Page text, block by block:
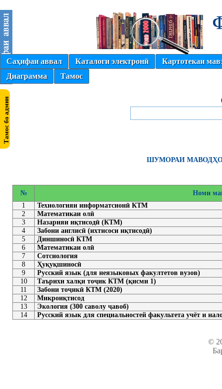
Саҳифаи аввал Каталоги электронӣ
Картотекаи
Диаграмма
Тамос
ШУМОРАИ
№
Номи
1
Технологияи информатсионӣ КТМ
2
Математикаи олӣ
3
Назарияи иқтисодӣ (КТМ)
4
Забони англисӣ (ихтисоси иқтисодӣ)
5
Диншиносӣ КТМ
6
Математикаи олӣ
7
Сотсиология
8
Ҳуқуқшиносӣ
9
Русский язык (для неязыковых факултетов вузов)
10
Таърихи халқи тоҷик КТМ (қисми 1)
11
Забони тоҷикӣ КТМ (2020)
12
Микроиқтисод
13
Экология (300 саволу ҷавоб)
14
Русский язык для специальностей факультета учёт и
©